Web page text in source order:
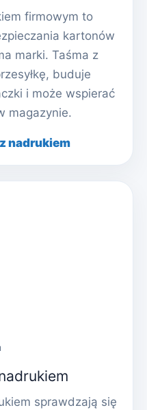
firmowym to
kartonów
marki. Taśma z
buduje
i może wspierać
magazynie.
nadrukiem
sprawdzają się